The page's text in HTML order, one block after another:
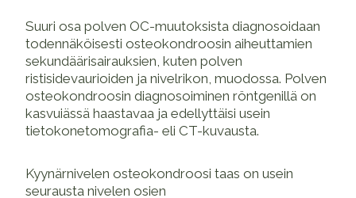
Suuri osa polven OC-muutoksista diagnosoidaan
todennäköisesti osteokondroosin aiheuttamien
sekundäärisairauksien, kuten polven
ristisidevaurioiden ja nivelrikon, muodossa. Polven
osteokondroosin diagnosoiminen röntgenillä on
kasvuiässä haastavaa ja edellyttäisi usein
tietokonetomografia- eli CT-kuvausta.
Kyynärnivelen osteokondroosi taas on usein
seurausta nivelen osien